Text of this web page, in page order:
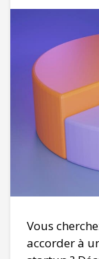
Vous
accorder à